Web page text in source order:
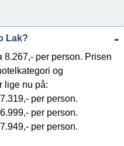
Lak?
8.267,- per person. Prisen
og
lige nu på:
per person.
per person.
per person.